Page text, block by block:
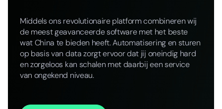
Middels ons revolutionaire platform combineren wij
de meest geavanceerde software met het beste
wat China te bieden heeft. Automatisering en sturen
op basis van data zorgt ervoor dat jij oneindig hard
en zorgeloos kan schalen met daarbij een service
van ongekend niveau.